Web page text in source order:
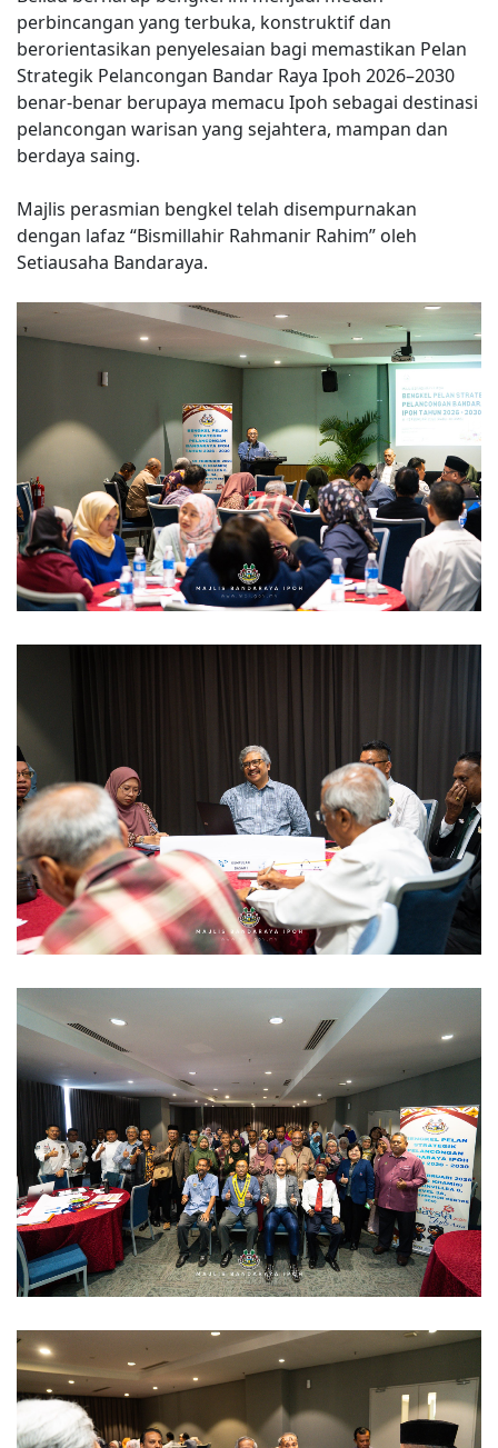
perbincangan yang terbuka, konstruktif dan
berorientasikan penyelesaian bagi memastikan Pelan
Strategik Pelancongan Bandar Raya Ipoh 2026–2030
benar-benar berupaya memacu Ipoh sebagai destinasi
pelancongan warisan yang sejahtera, mampan dan
berdaya saing.
Majlis perasmian bengkel telah disempurnakan
dengan lafaz “Bismillahir Rahmanir Rahim” oleh
Setiausaha Bandaraya.